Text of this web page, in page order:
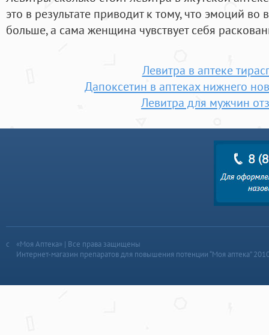
это в результате приводит к тому, что эмоций во
больше, а сама женщина чувствует себя
Левитра в аптеке
Дапоксетин в аптеках нижнего
Левитра для мужчин
«Моя Аптека» | Все права защищены
Интернет-магазин препаратов для повышения потенции “Моя аптека”